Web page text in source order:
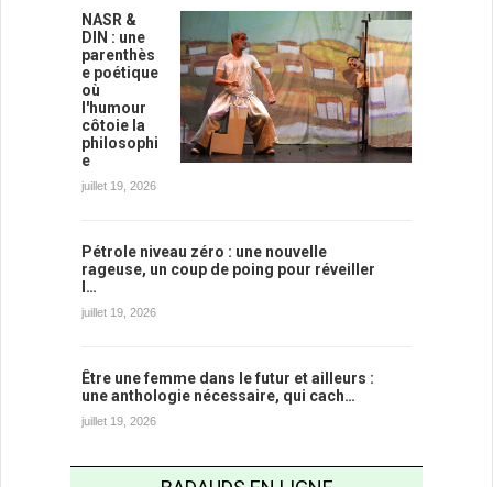
NASR &
DIN : une
parenthès
e poétique
où
l'humour
côtoie la
philosophi
e
juillet 19, 2026
Pétrole niveau zéro : une nouvelle
rageuse, un coup de poing pour réveiller
l…
juillet 19, 2026
Être une femme dans le futur et ailleurs :
une anthologie nécessaire, qui cach…
juillet 19, 2026